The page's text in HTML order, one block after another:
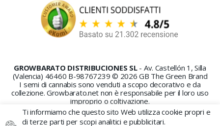
GROWBARATO DISTRIBUCIONES SL - Av. Castellón 1, Silla
(Valencia) 46460 B-98767239 © 2026 GB The Green Brand
I semi di cannabis sono venduti a scopo decorativo e da
collezione. Growbarato.net non è responsabile per il loro uso
improprio o coltivazione.
Ti informiamo che questo sito Web utilizza cookie propri e
di terze parti per scopi analitici e pubblicitari.